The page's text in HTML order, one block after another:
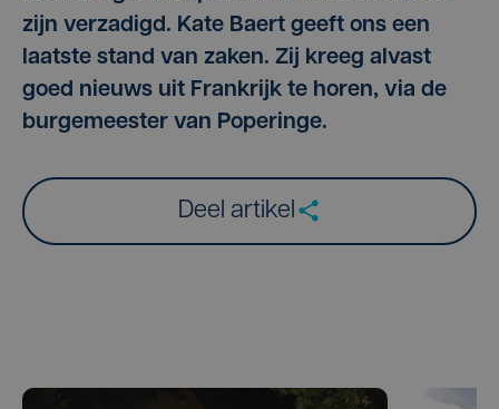
zijn verzadigd. Kate Baert geeft ons een
laatste stand van zaken. Zij kreeg alvast
goed nieuws uit Frankrijk te horen, via de
burgemeester van Poperinge.
Deel artikel